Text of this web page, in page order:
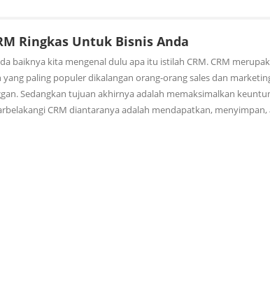
Ringkas Untuk Bisnis Anda
baiknya kita mengenal dulu apa itu istilah CRM. CRM
paling populer dikalangan orang-orang sales dan
Sedangkan tujuan akhirnya adalah memaksimalkan
CRM diantaranya adalah mendapatkan, menyimpan,